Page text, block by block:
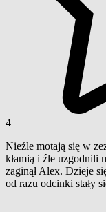
4
Nieźle motają się w
kłamią i źle uzgodnili
zaginął Alex. Dzieje
od razu odcinki stały